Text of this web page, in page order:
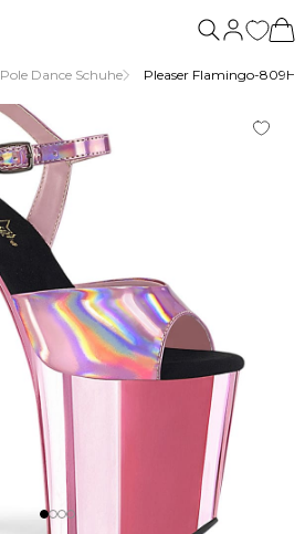
Pole Dance Schuhe Pleaser Flamingo-